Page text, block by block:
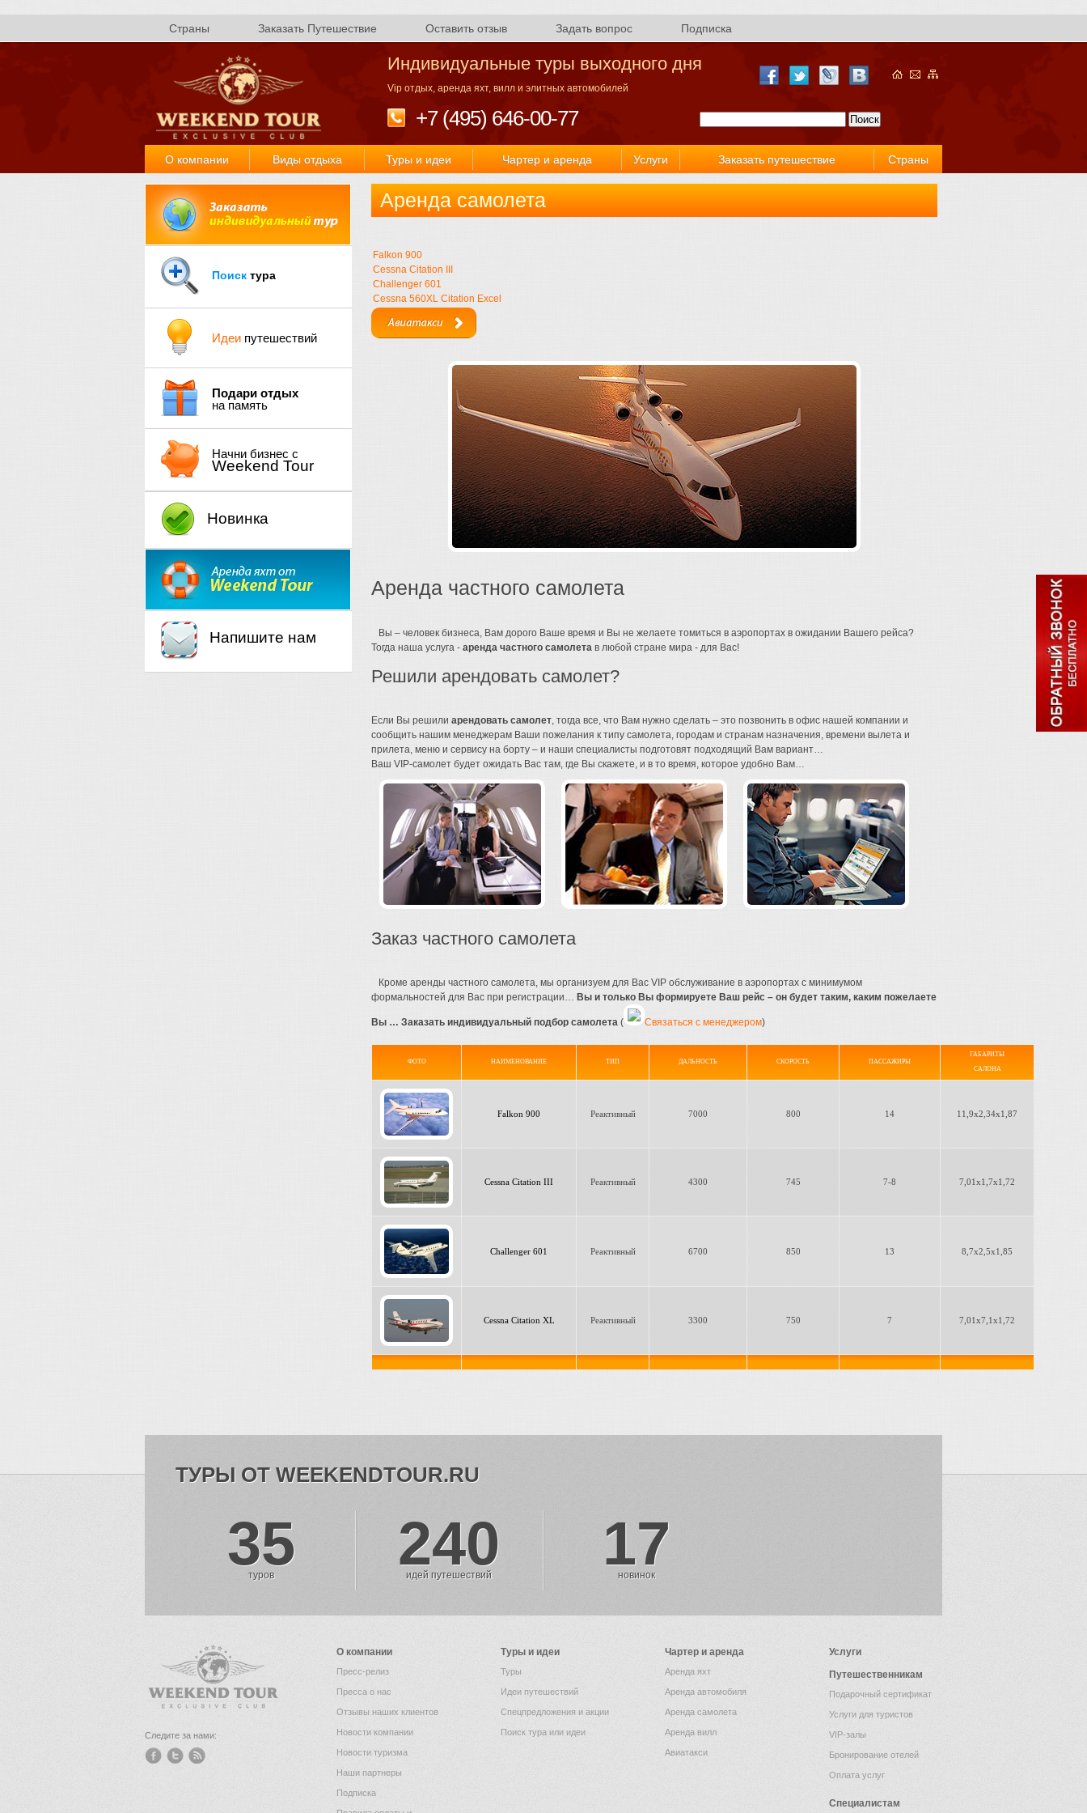
Страны Заказать Путешествие Оставить отзыв Задать вопрос Подписка
Индивидуальные туры выходного дня
Vip отдых, аренда яхт, вилл и элитных автомобилей
+7 (495) 646-00-77
О компании Виды отдыха Туры и идеи Чартер и аренда Услуги Заказать путешествие Страны
Поиск тура
Идеи путешествий
Подари отдых
на память
Начни бизнес с
Weekend Tour
Новинка
Напишите нам
Аренда самолета
Falkon 900
Cessna Citation III
Challenger 601
Cessna 560XL Citation Excel
Аренда частного самолета
Вы – человек бизнеса, Вам дорого Ваше время и Вы не желаете томиться в аэропортах в ожидании Вашего рейса?
Тогда наша услуга - аренда частного самолета в любой стране мира - для Вас!
Решили арендовать самолет?
Если Вы решили арендовать самолет, тогда все, что Вам нужно сделать – это позвонить в офис нашей компании и
сообщить нашим менеджерам Ваши пожелания к типу самолета, городам и странам назначения, времени вылета и
прилета, меню и сервису на борту – и наши специалисты подготовят подходящий Вам вариант…
Ваш VIP-самолет будет ожидать Вас там, где Вы скажете, и в то время, которое удобно Вам…
Заказ частного самолета
Кроме аренды частного самолета, мы организуем для Вас VIP обслуживание в аэропортах с минимумом
формальностей для Вас при регистрации… Вы и только Вы формируете Ваш рейс – он будет таким, каким пожелаете
Вы … Заказать индивидуальный подбор самолета ( Связаться с менеджером)
ФОТО НАИМЕНОВАНИЕ ТИП ДАЛЬНОСТЬ СКОРОСТЬ ПАССАЖИРЫ
ГАБАРИТЫ
САЛОНА
Falkon 900 Реактивный 7000 800 14 11,9х2,34х1,87
Cessna Citation III Реактивный 4300 745 7-8 7,01х1,7х1,72
Challenger 601 Реактивный 6700 850 13 8,7x2,5х1,85
Cessna Citation XL Реактивный 3300 750 7 7,01х7,1х1,72
ТУРЫ ОТ WEEKENDTOUR.RU
35
туров 240
идей путешествий 17
новинок
Следите за нами:
О компании
Пресс-релиз
Пресса о нас
Отзывы наших клиентов
Новости компании
Новости туризма
Наши партнеры
Подписка
Туры и идеи
Туры
Идеи путешествий
Спецпредложения и акции
Поиск тура или идеи
Чартер и аренда
Аренда яхт
Аренда автомобиля
Аренда самолета
Аренда вилл
Авиатакси
Услуги
Путешественникам
Подарочный сертификат
Услуги для туристов
VIP-залы
Бронирование отелей
Оплата услуг
Специалистам